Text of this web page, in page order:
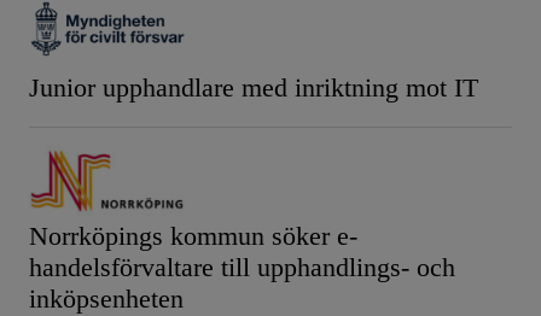
Junior upphandlare med inriktning mot IT
Norrköpings kommun söker e-
handelsförvaltare till upphandlings- och
inköpsenheten